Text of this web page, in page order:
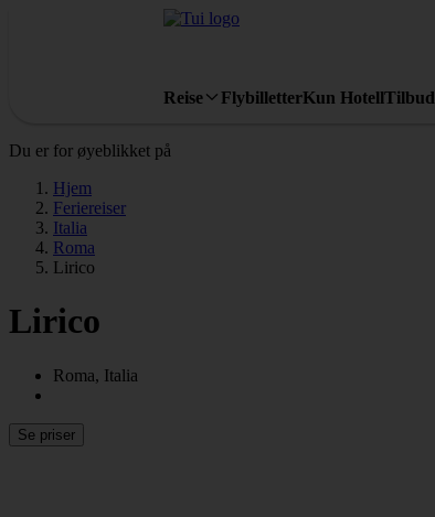
Reise FlybilletterKun HotellTilbud
Du er for øyeblikket på
Hjem
Feriereiser
Italia
Roma
Lirico
Lirico
Roma, Italia
Se priser